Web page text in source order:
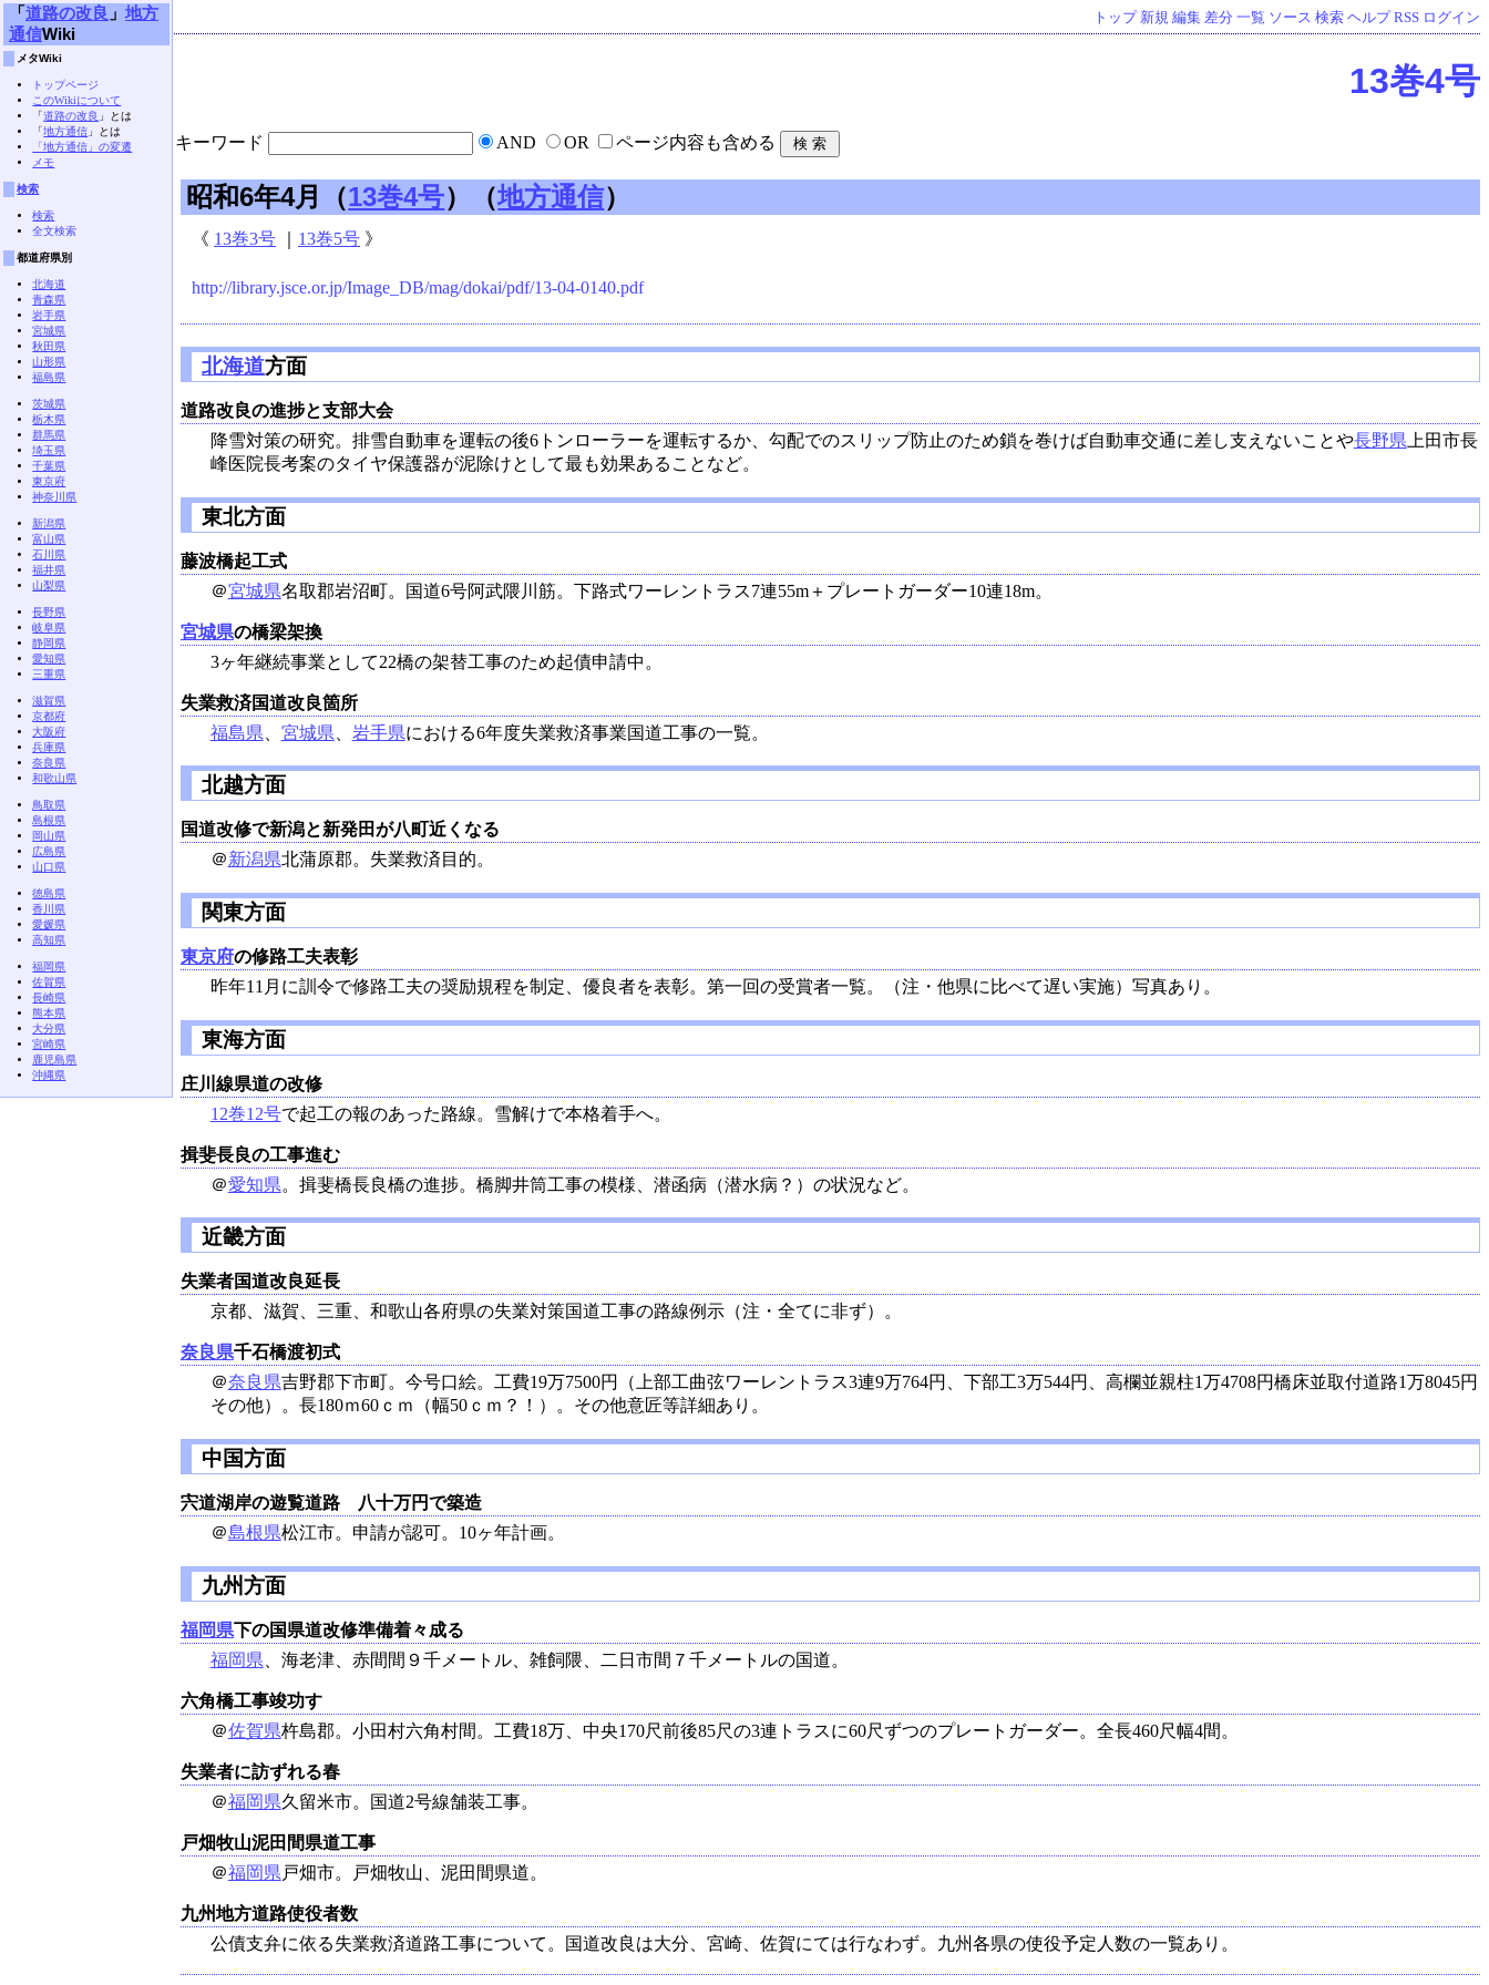
トップ 新規 編集 差分 一覧 ソース 検索 ヘルプ RSS ログイン
13巻4号
キーワード AND OR ページ内容も含める
昭和6年4月（13巻4号）（地方通信）
《 13巻3号 13巻5号 》
http://library.jsce.or.jp/Image_DB/mag/dokai/pdf/13-04-0140.pdf
北海道方面
道路改良の進捗と支部大会
降雪対策の研究。排雪自動車を運転の後6トンローラーを運転するか、勾配でのスリップ防止のため鎖を巻けば自動車交通に差し支えないことや長野県 上田市長
峰医院長考案のタイヤ保護器が泥除けとして最も効果あることなど。
東北方面
藤波橋起工式
＠宮城県名取郡岩沼町。国道6号阿武隈川筋。下路式ワーレントラス7連55m＋プレートガーダー10連18m。
宮城県の橋梁架換
3ヶ年継続事業として22橋の架替工事のため起債申請中。
失業救済国道改良箇所
福島県
宮城県 岩手県における6年度失業救済事業国道工事の一覧。
北越方面
国道改修で新潟と新発田が八町近くなる
＠新潟県北蒲原郡。失業救済目的。
関東方面
東京府の修路工夫表彰
昨年11月に訓令で修路工夫の奨励規程を制定、優良者を表彰。第一回の受賞者一覧。（注・他県に比べて遅い実施）写真あり。
東海方面
庄川線県道の改修
12巻12号で起工の報のあった路線。雪解けで本格着手へ。
揖斐長良の工事進む
＠愛知県。揖斐橋長良橋の進捗。橋脚井筒工事の模様、潜函病（潜水病？）の状況など。
近畿方面
失業者国道改良延長
京都、滋賀、三重、和歌山各府県の失業対策国道工事の路線例示（注・全てに非ず）。
奈良県千石橋渡初式
＠奈良県吉野郡下市町。今号口絵。工費19万7500円（上部工曲弦ワーレントラス3連9万764円、下部工3万544円、高欄並親柱1万4708円橋床並取付道路1万8045円
その他）。長180ｍ60ｃｍ（幅50ｃｍ？！）。その他意匠等詳細あり。
中国方面
宍道湖岸の遊覧道路 八十万円で築造
＠島根県松江市。申請が認可。10ヶ年計画。
九州方面
福岡県下の国県道改修準備着々成る
福岡県 、海老津、赤間間９千メートル、雑飼隈、二日市間７千メートルの国道。
六角橋工事竣功す
＠佐賀県杵島郡。小田村六角村間。工費18万、中央170尺前後85尺の3連トラスに60尺ずつのプレートガーダー。全長460尺幅4間。
失業者に訪ずれる春
＠福岡県久留米市。国道2号線舗装工事。
戸畑牧山泥田間県道工事
＠福岡県 戸畑市。戸畑牧山、泥田間県道。
九州地方道路使役者数
公債支弁に依る失業救済道路工事について。国道改良は大分、宮崎、佐賀にては行なわず。九州各県の使役予定人数の一覧あり。
「道路の改良 」 地方
通信Wiki
メタWiki
トップページ
このWikiについて
「道路の改良 」とは
「地方通信 」とは
「地方通信」の変遷
メモ
検索
検索
全文検索
都道府県別
北海道
青森県
岩手県
宮城県
秋田県
山形県
福島県
茨城県
栃木県
群馬県
埼玉県
千葉県
東京府
神奈川県
新潟県
富山県
石川県
福井県
山梨県
長野県
岐阜県
静岡県
愛知県
三重県
滋賀県
京都府
大阪府
兵庫県
奈良県
和歌山県
鳥取県
島根県
岡山県
広島県
山口県
徳島県
香川県
愛媛県
高知県
福岡県
佐賀県
長崎県
熊本県
大分県
宮崎県
鹿児島県
沖縄県